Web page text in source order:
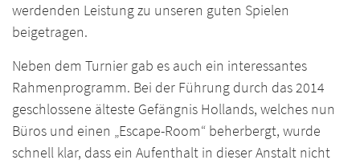
werdenden Leistung zu unseren guten Spielen
beigetragen.
Neben dem Turnier gab es auch ein interessantes
Rahmenprogramm. Bei der Führung durch das 2014
geschlossene älteste Gefängnis Hollands, welches nun
Büros und einen „Escape-Room“ beherbergt, wurde
schnell klar, dass ein Aufenthalt in dieser Anstalt nicht